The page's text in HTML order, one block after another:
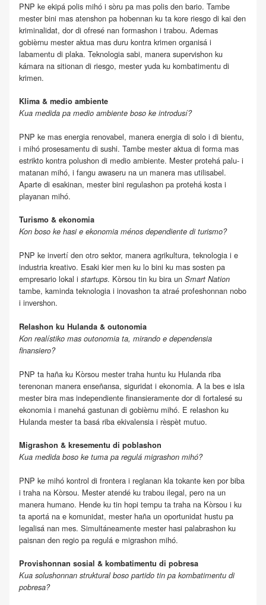
PNP ke ekipá polis mihó i sòru pa mas polis den bario. Tambe
mester bini mas atenshon pa hobennan ku ta kore riesgo di kai den
kriminalidat, dor di ofresé nan formashon i trabou. Ademas
gobièrnu mester aktua mas duru kontra krimen organisá i
labamentu di plaka. Teknologia sabi, manera supervishon ku
kámara na sitionan di riesgo, mester yuda ku kombatimentu di
krimen.
Klima & medio ambiente
Kua medida pa medio ambiente boso ke introdusí?
PNP ke mas energia renovabel, manera energia di solo i di bientu,
i mihó prosesamentu di sushi. Tambe mester aktua di forma mas
estrikto kontra polushon di medio ambiente. Mester protehá palu- i
matanan mihó, i fangu awaseru na un manera mas utilisabel.
Aparte di esakinan, mester bini regulashon pa protehá kosta i
playanan mihó.
Turismo & ekonomia
Kon boso ke hasi e ekonomia ménos dependiente di turismo?
PNP ke invertí den otro sektor, manera agrikultura, teknologia i e
industria kreativo. Esaki kier men ku lo bini ku mas sosten pa
empresario lokal i startups. Kòrsou tin ku bira un Smart Nation
tambe, kaminda teknologia i inovashon ta atraé profeshonnan nobo
i invershon.
Relashon ku Hulanda & outonomia
Kon realístiko mas outonomia ta, mirando e dependensia
finansiero?
PNP ta haña ku Kòrsou mester traha huntu ku Hulanda riba
terenonan manera enseñansa, siguridat i ekonomia. A la bes e isla
mester bira mas independiente finansieramente dor di fortalesé su
ekonomia i manehá gastunan di gobièrnu mihó. E relashon ku
Hulanda mester ta basá riba ekivalensia i rèspèt mutuo.
Migrashon & kresementu di poblashon
Kua medida boso ke tuma pa regulá migrashon mihó?
PNP ke mihó kontrol di frontera i reglanan kla tokante ken por biba
i traha na Kòrsou. Mester atendé ku trabou ilegal, pero na un
manera humano. Hende ku tin hopi tempu ta traha na Kòrsou i ku
ta aportá na e komunidat, mester haña un oportunidat hustu pa
legalisá nan mes. Simultáneamente mester hasi palabrashon ku
paisnan den regio pa regulá e migrashon mihó.
Provishonnan sosial & kombatimentu di pobresa
Kua solushonnan struktural boso partido tin pa kombatimentu di
pobresa?